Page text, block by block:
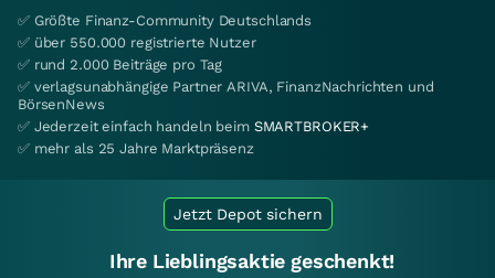
✅ Größte Finanz-Community Deutschlands
✅ über 550.000 registrierte Nutzer
✅ rund 2.000 Beiträge pro Tag
✅ verlagsunabhängige Partner ARIVA, FinanzNachrichten und
BörsenNews
✅ Jederzeit einfach handeln beim SMARTBROKER+
✅ mehr als 25 Jahre Marktpräsenz
Jetzt Depot sichern
Ihre Lieblingsaktie geschenkt!